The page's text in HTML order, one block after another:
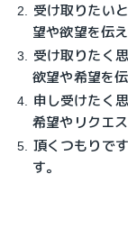
受け取りたい
望や欲望を伝え
受け取りたく
欲望や希望を伝
申し受けたく
希望やリクエ
頂くつもりで
す。